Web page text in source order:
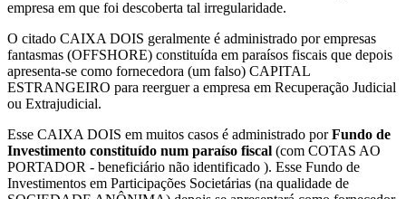
empresa em que foi descoberta tal irregularidade.
O citado CAIXA DOIS geralmente é administrado por empresas
fantasmas (OFFSHORE) constituída em paraísos fiscais que depois
apresenta-se como fornecedora (um falso) CAPITAL
ESTRANGEIRO para reerguer a empresa em Recuperação Judicial
ou Extrajudicial.
Esse CAIXA DOIS em muitos casos é administrado porFundo de
Investimento constituído num paraíso fiscal (com COTAS AO
PORTADOR - beneficiário não identificado ). Esse Fundo de
Investimentos em Participações Societárias (na qualidade de